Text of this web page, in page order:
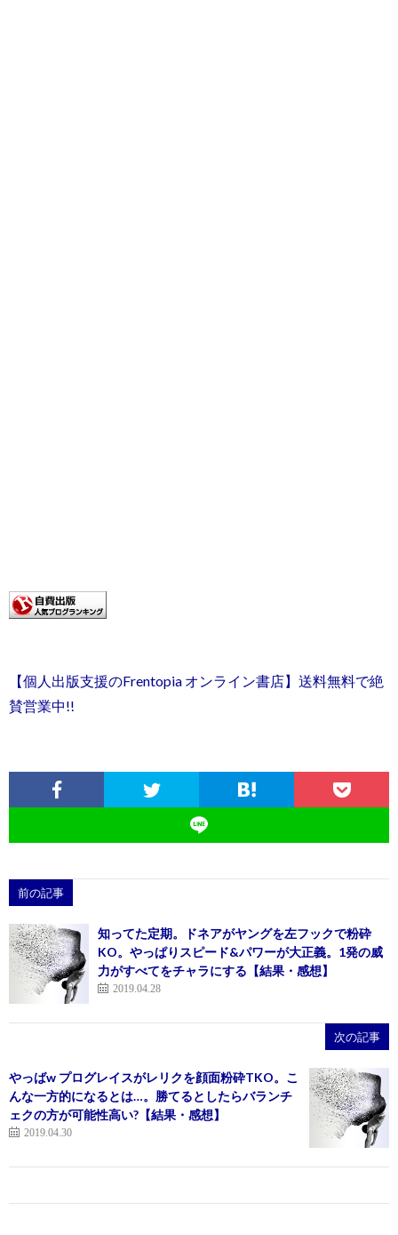
【個人出版支援のFrentopia オンライン書店】送料無料で絶
賛営業中!!
前の記事
知ってた定期。ドネアがヤングを左フックで粉砕
KO。やっぱりスピード&パワーが大正義。1発の威
力がすべてをチャラにする【結果・感想】
2019.04.28
次の記事
やっばw プログレイスがレリクを顔面粉砕TKO。こ
んな一方的になるとは…。勝てるとしたらバランチ
ェクの方が可能性高い?【結果・感想】
2019.04.30